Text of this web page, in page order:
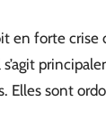
en forte crise
sont